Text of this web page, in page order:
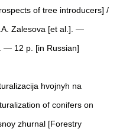
of tree introducers] /
Zalesova [et al.]. —
— 12 p. [in Russian]
hvojnyh na
of conifers on
zhurnal [Forestry